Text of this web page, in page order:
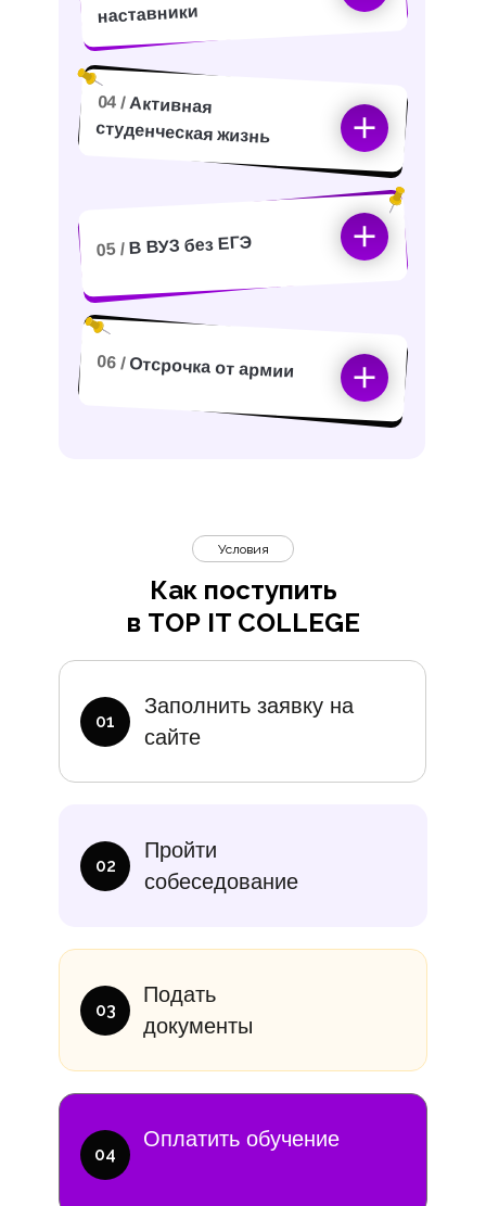
04 /Активная
студенческая жизнь
05 / В ВУЗ без ЕГЭ
06 / Отсрочка от армии
наставники
Оплатить обучение
Подать
документы
Пройти
собеседование
Заполнить заявку на
сайте
Как поступить
в TOP IT COLLEGE
Условия
01
02
03
04
10 000₽